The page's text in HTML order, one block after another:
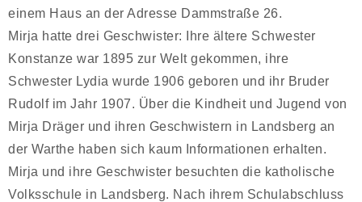
einem Haus an der Adresse Dammstraße 26.
Mirja hatte drei Geschwister: Ihre ältere Schwester
Konstanze war 1895 zur Welt gekommen, ihre
Schwester Lydia wurde 1906 geboren und ihr Bruder
Rudolf im Jahr 1907. Über die Kindheit und Jugend von
Mirja Dräger und ihren Geschwistern in Landsberg an
der Warthe haben sich kaum Informationen erhalten.
Mirja und ihre Geschwister besuchten die katholische
Volksschule in Landsberg. Nach ihrem Schulabschluss